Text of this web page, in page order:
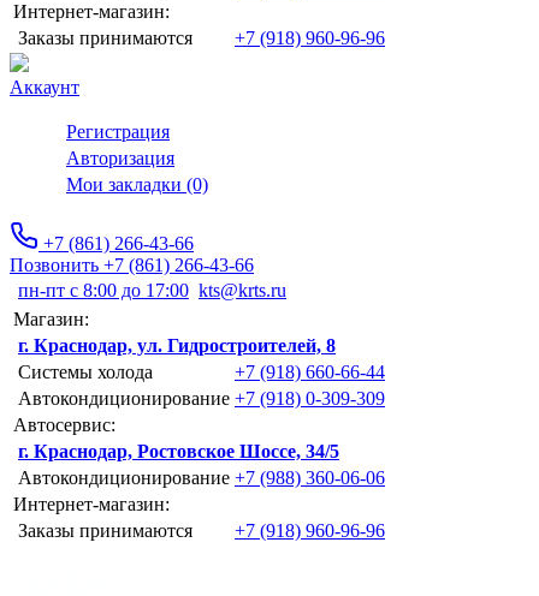
Интернет-магазин:
Заказы принимаются
+7 (918) 960-96-96
Аккаунт
Регистрация
Авторизация
Мои закладки (0)
+7 (861) 266-43-66
Позвонить +7 (861) 266-43-66
пн-пт с 8:00 до 17:00 kts@krts.ru
Магазин:
г. Краснодар, ул. Гидростроителей, 8
Системы холода
+7 (918) 660-66-44
Автокондиционирование +7 (918) 0-309-309
Автосервис:
г. Краснодар, Ростовское Шоссе, 34/5
Автокондиционирование +7 (988) 360-06-06
Интернет-магазин:
Заказы принимаются
+7 (918) 960-96-96